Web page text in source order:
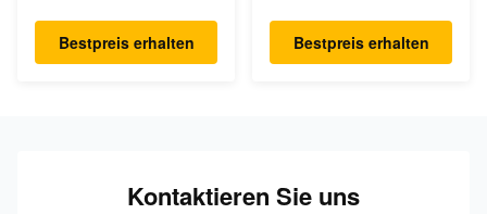
Bestpreis erhalten Bestpreis erhalten
Kontaktieren Sie uns